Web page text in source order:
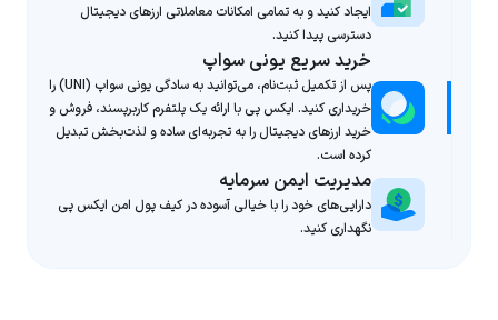
ایجاد کنید و به تمامی امکانات معاملاتی ارزهای دیجیتال
دسترسی پیدا کنید.
خرید سریع یونی سواپ
پس از تکمیل ثبت‌نام، می‌توانید به سادگی یونی سواپ (UNI) را
خریداری کنید. ایکس پی با ارائه یک پلتفرم کاربرپسند، فروش و
خرید ارزهای دیجیتال را به تجربه‌ای ساده و لذت‌بخش تبدیل
کرده است.
مدیریت ایمن سرمایه
دارایی‌های خود را با خیالی آسوده در کیف پول امن ایکس پی
نگهداری کنید.